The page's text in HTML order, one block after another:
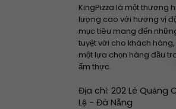
KingPizza là một thương
lượng cao với hương vị
mục tiêu mang đến
tuyệt vời cho khách
một lựa chọn hàng đầu
ẩm thực.
Địa chỉ: 202 Lê Quảng
Lệ - Đà Nẵng